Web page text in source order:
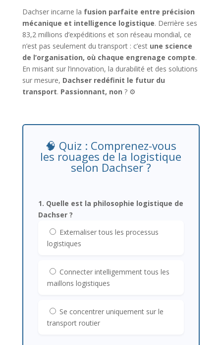
Dachser incarne la fusion parfaite entre précision
mécanique et intelligence logistique. Derrière ses
83,2 millions d’expéditions et son réseau mondial, ce
n’est pas seulement du transport : c’est une science
de l’organisation, où chaque engrenage compte.
En misant sur l’innovation, la durabilité et des solutions
sur mesure, Dachser redéfinit le futur du
transport. Passionnant, non ? ⚙️
🧠 Quiz : Comprenez-vous
les rouages de la logistique
selon Dachser ?
1. Quelle est la philosophie logistique de
Dachser ?
Externaliser tous les processus
logistiques
Connecter intelligemment tous les
maillons logistiques
Se concentrer uniquement sur le
transport routier